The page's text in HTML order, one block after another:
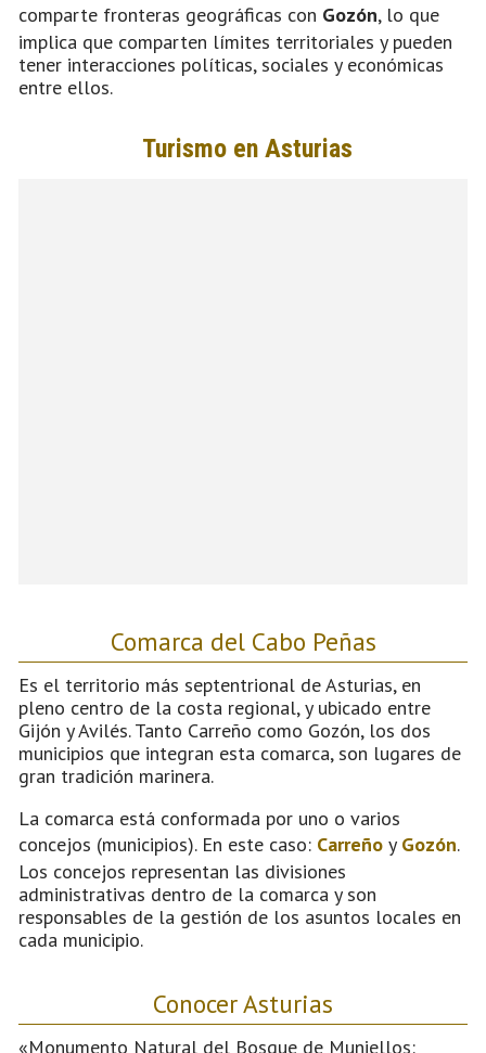
comparte fronteras geográficas con Gozón, lo que
implica que comparten límites territoriales y pueden
tener interacciones políticas, sociales y económicas
entre ellos.
Comarca del Cabo Peñas
Es el territorio más septentrional de Asturias, en
pleno centro de la costa regional, y ubicado entre
Gijón y Avilés. Tanto Carreño como Gozón, los dos
municipios que integran esta comarca, son lugares de
gran tradición marinera.
La comarca está conformada por uno o varios
concejos (municipios). En este caso: Carreño y Gozón.
Los concejos representan las divisiones
administrativas dentro de la comarca y son
responsables de la gestión de los asuntos locales en
cada municipio.
Conocer Asturias
«Monumento Natural del Bosque de Muniellos: